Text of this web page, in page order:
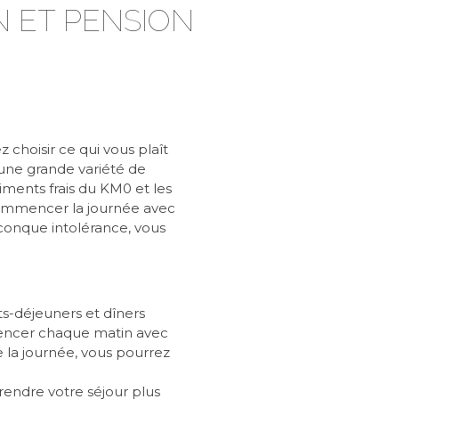
ET PENSION
choisir ce qui vous plaît
grande variété de
frais du KM0 et les
la journée avec
intolérance, vous
déjeuners et dîners
chaque matin avec
la journée, vous pourrez
votre séjour plus